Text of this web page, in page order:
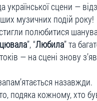
сцени —
музичних подій року!
полюбитися
”, “Любила” та
— на сцені знову
назавжди.
подяка кожному, хто